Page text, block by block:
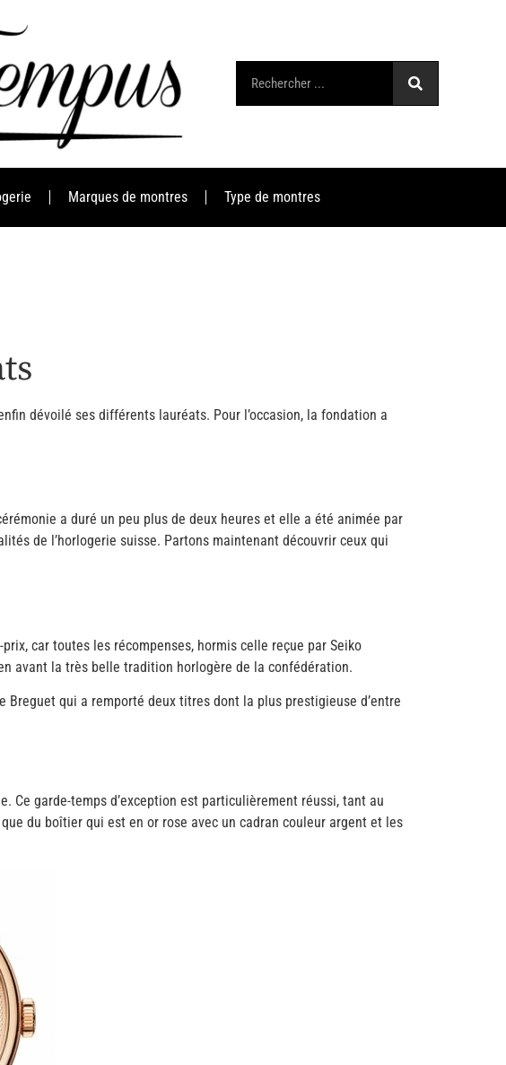
Marques de montres Type de montres
dévoilé ses différents lauréats. Pour l’occasion, la fondation a
a duré un peu plus de deux heures et elle a été animée par
de l’horlogerie suisse. Partons maintenant découvrir ceux qui
car toutes les récompenses, hormis celle reçue par Seiko
avant la très belle tradition horlogère de la confédération.
qui a remporté deux titres dont la plus prestigieuse d’entre
Ce garde-temps d’exception est particulièrement réussi, tant au
du boîtier qui est en or rose avec un cadran couleur argent et les